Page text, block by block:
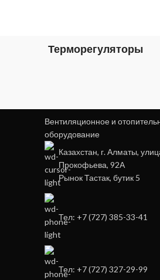
Терморегуляторы
Вентиляционное и
оборудование
Казахстан, г. Алматы,
Прокофьева, 92А
Рынок Тастак, бутик 5
Тел: +7 (727) 385-33-41
Тел: +7 (727) 327-29-99